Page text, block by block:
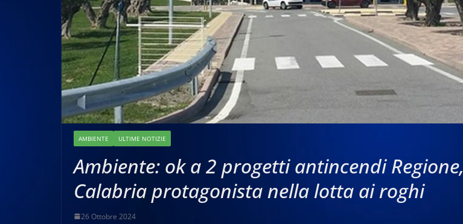
AMBIENTE ULTIME NOTIZIE
Ambiente: ok a 2 progetti antincendi Regione,
Calabria protagonista nella lotta ai roghi
26 Ottobre 2024